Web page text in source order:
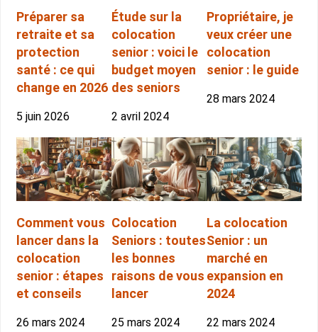
Préparer sa
retraite et sa
protection
santé : ce qui
change en 2026
5 juin 2026
Étude sur la
colocation
senior : voici le
budget moyen
des seniors
2 avril 2024
Propriétaire, je
veux créer une
colocation
senior : le guide
28 mars 2024
Comment vous
lancer dans la
colocation
senior : étapes
et conseils
26 mars 2024
Colocation
Seniors : toutes
les bonnes
raisons de vous
lancer
25 mars 2024
La colocation
Senior : un
marché en
expansion en
2024
22 mars 2024